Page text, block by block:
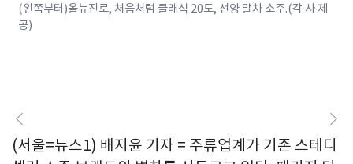
(왼쪽부터)올뉴진로, 처음처럼 클래식 20도, 선양 말차 소주.(각 사 제
공)
(서울=뉴스1) 배지윤 기자 = 주류업계가 기존 스테디